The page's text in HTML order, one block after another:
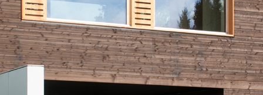
Carrière
Actualités et médias
Contact